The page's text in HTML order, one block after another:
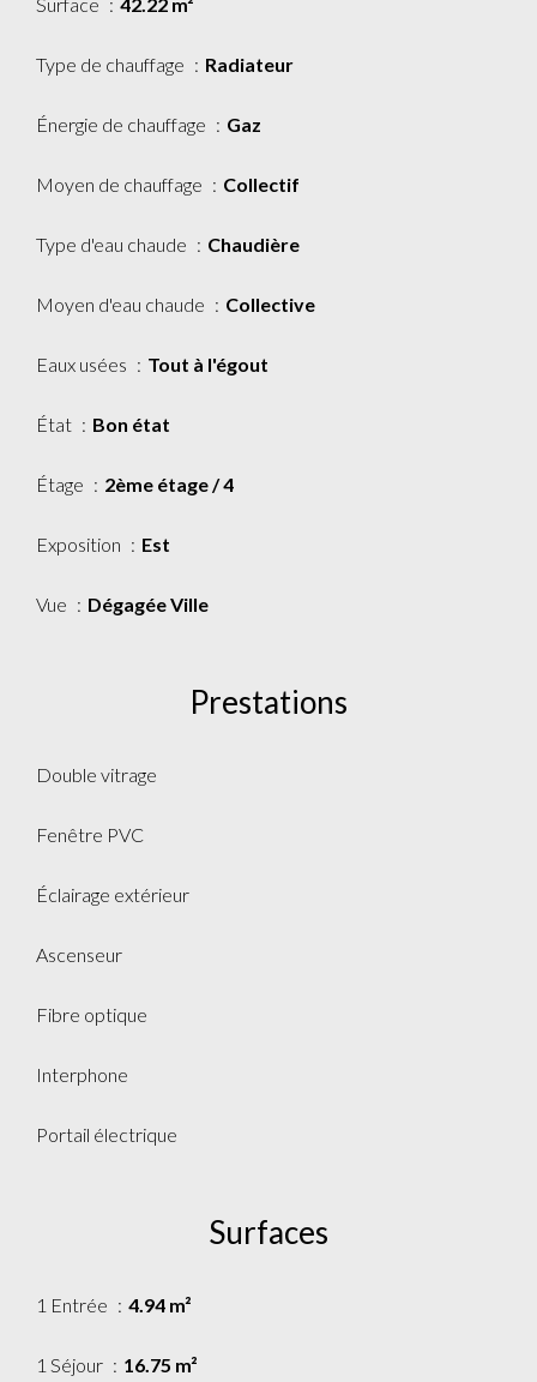
Type de chauffage Radiateur
Énergie de chauffage Gaz
Moyen de chauffage Collectif
Type d'eau chaude Chaudière
Moyen d'eau chaude Collective
Eaux usées Tout à l'égout
État Bon état
Étage 2ème étage / 4
Exposition Est
Vue Dégagée Ville
Prestations
Double vitrage
Fenêtre PVC
Éclairage extérieur
Ascenseur
Fibre optique
Interphone
Portail électrique
Surfaces
1 Entrée 4.94 m²
1 Séjour 16.75 m²